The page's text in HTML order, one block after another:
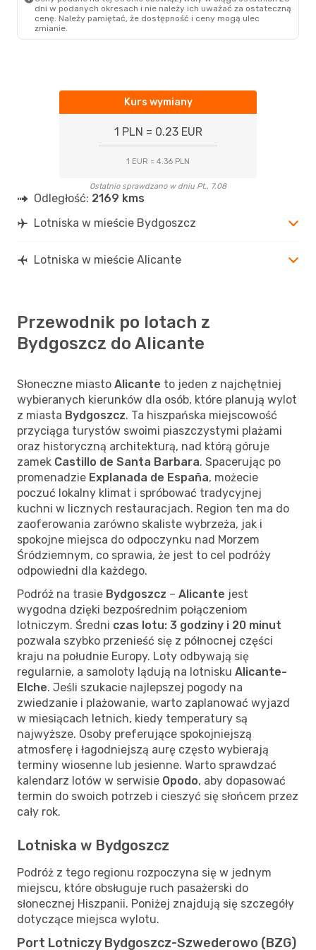
dni w podanych okresach i nie należy ich uważać za ostateczną
cenę. Należy pamiętać, że dostępność i ceny mogą ulec
zmianie.
Kurs wymiany
1 PLN = 0.23 EUR
1 EUR = 4.36 PLN
Ostatnio sprawdzano w dniu Pt., 7.08
Odległość: 2169 kms
Lotniska w mieście Bydgoszcz
Lotniska w mieście Alicante
Przewodnik po lotach z
Bydgoszcz do Alicante
Słoneczne miasto Alicante to jeden z najchętniej
wybieranych kierunków dla osób, które planują wylot
z miasta Bydgoszcz. Ta hiszpańska miejscowość
przyciąga turystów swoimi piaszczystymi plażami
oraz historyczną architekturą, nad którą góruje
zamek Castillo de Santa Barbara. Spacerując po
promenadzie Explanada de España, możecie
poczuć lokalny klimat i spróbować tradycyjnej
kuchni w licznych restauracjach. Region ten ma do
zaoferowania zarówno skaliste wybrzeża, jak i
spokojne miejsca do odpoczynku nad Morzem
Śródziemnym, co sprawia, że jest to cel podróży
odpowiedni dla każdego.
Podróż na trasie Bydgoszcz – Alicante jest
wygodna dzięki bezpośrednim połączeniom
lotniczym. Średni czas lotu: 3 godziny i 20 minut
pozwala szybko przenieść się z północnej części
kraju na południe Europy. Loty odbywają się
regularnie, a samoloty lądują na lotnisku Alicante-
Elche. Jeśli szukacie najlepszej pogody na
zwiedzanie i plażowanie, warto zaplanować wyjazd
w miesiącach letnich, kiedy temperatury są
najwyższe. Osoby preferujące spokojniejszą
atmosferę i łagodniejszą aurę często wybierają
terminy wiosenne lub jesienne. Warto sprawdzać
kalendarz lotów w serwisie Opodo, aby dopasować
termin do swoich potrzeb i cieszyć się słońcem przez
cały rok.
Lotniska w Bydgoszcz
Podróż z tego regionu rozpoczyna się w jednym
miejscu, które obsługuje ruch pasażerski do
słonecznej Hiszpanii. Poniżej znajdują się szczegóły
dotyczące miejsca wylotu.
Port Lotniczy Bydgoszcz-Szwederowo (BZG)